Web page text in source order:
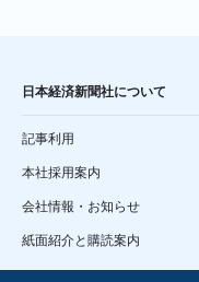
日本経済新聞社について
記事利用
本社採用案内
会社情報・お知らせ
紙面紹介と購読案内